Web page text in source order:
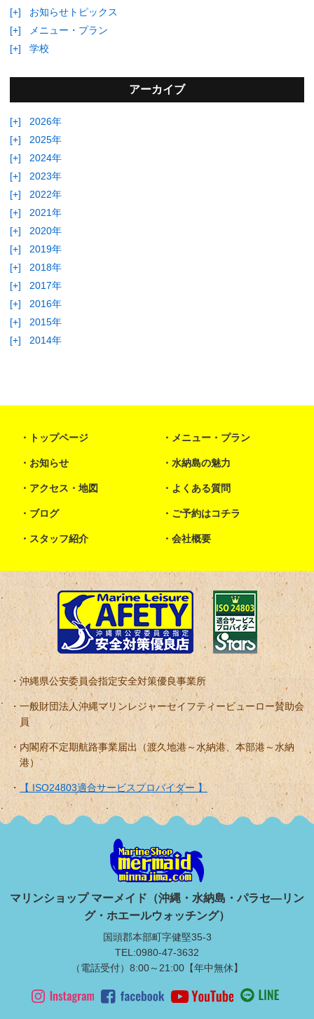
[+]
お知らせトピックス
[+]
メニュー・プラン
[+]
学校
アーカイブ
[+]
2026年
[+]
2025年
[+]
2024年
[+]
2023年
[+]
2022年
[+]
2021年
[+]
2020年
[+]
2019年
[+]
2018年
[+]
2017年
[+]
2016年
[+]
2015年
[+]
2014年
トップページ メニュー・プラン
お知らせ 水納島の魅力
アクセス・地図 よくある質問
ブログ ご予約はコチラ
スタッフ紹介 会社概要
沖縄県公安委員会指定安全対策優良事業所
一般財団法人沖縄マリンレジャーセイフティービューロー賛助会
員
内閣府不定期航路事業届出（渡久地港～水納港、本部港～水納
港）
【 ISO24803適合サービスプロバイダー 】
マリンショップ マーメイド（沖縄・水納島・パラセ―リン
グ・ホエールウォッチング）
国頭郡本部町字健堅35-3
TEL:0980-47-3632
（電話受付）8:00～21:00【年中無休】